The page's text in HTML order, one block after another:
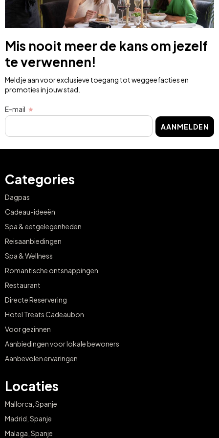
Mis nooit meer de kans om jezelf
te verwennen!
Meld je aan voor exclusieve toegang tot weggeefacties en
promoties in jouw stad.
E-mail
AANMELDEN
Categories
Dagpas
Cadeau-ideeën
Spa & eetgelegenheden
Reisaanbiedingen
Spa & Wellness
Romantische ontsnappingen
Restaurant
Directe Reservering
Hotel Treats Cadeaubon
Voor gezinnen
Aanbiedingen voor lokale bewoners
Aanbevolen ervaringen
Locaties
Mallorca, Spanje
Madrid, Spanje
Malaga, Spanje